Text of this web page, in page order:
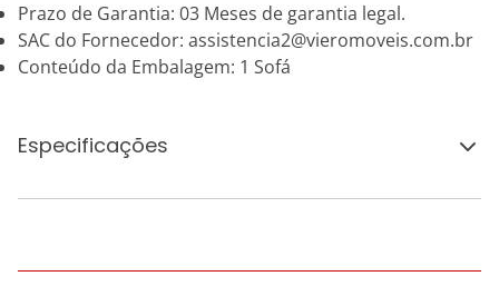
Prazo de Garantia: 03 Meses de garantia legal.
SAC do Fornecedor: assistencia2@vieromoveis.com.br
Conteúdo da Embalagem: 1 Sofá
Especificações